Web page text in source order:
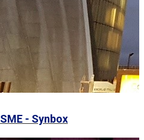
SME - Synbox